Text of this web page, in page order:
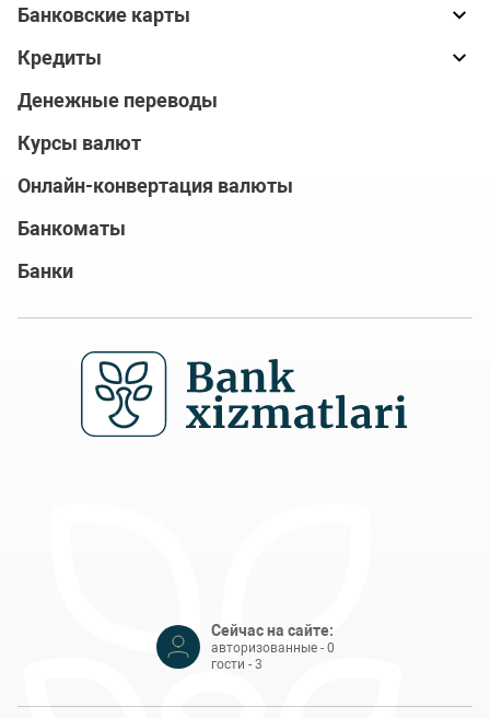
Банковские карты
Кредиты
Денежные переводы
Курсы валют
Онлайн-конвертация валюты
Банкоматы
Банки
Сейчас на сайте:
авторизованные - 0
гости - 3